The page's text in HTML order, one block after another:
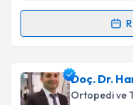
kapsamda
Randevu
Doç. Dr. Murat
oluşturun. Size bu
Doç. Dr.
Ortopedi ve